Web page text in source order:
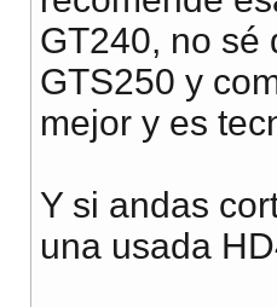
GT240, no sé
GTS250 y
mejor y es
Y si andas
una usada